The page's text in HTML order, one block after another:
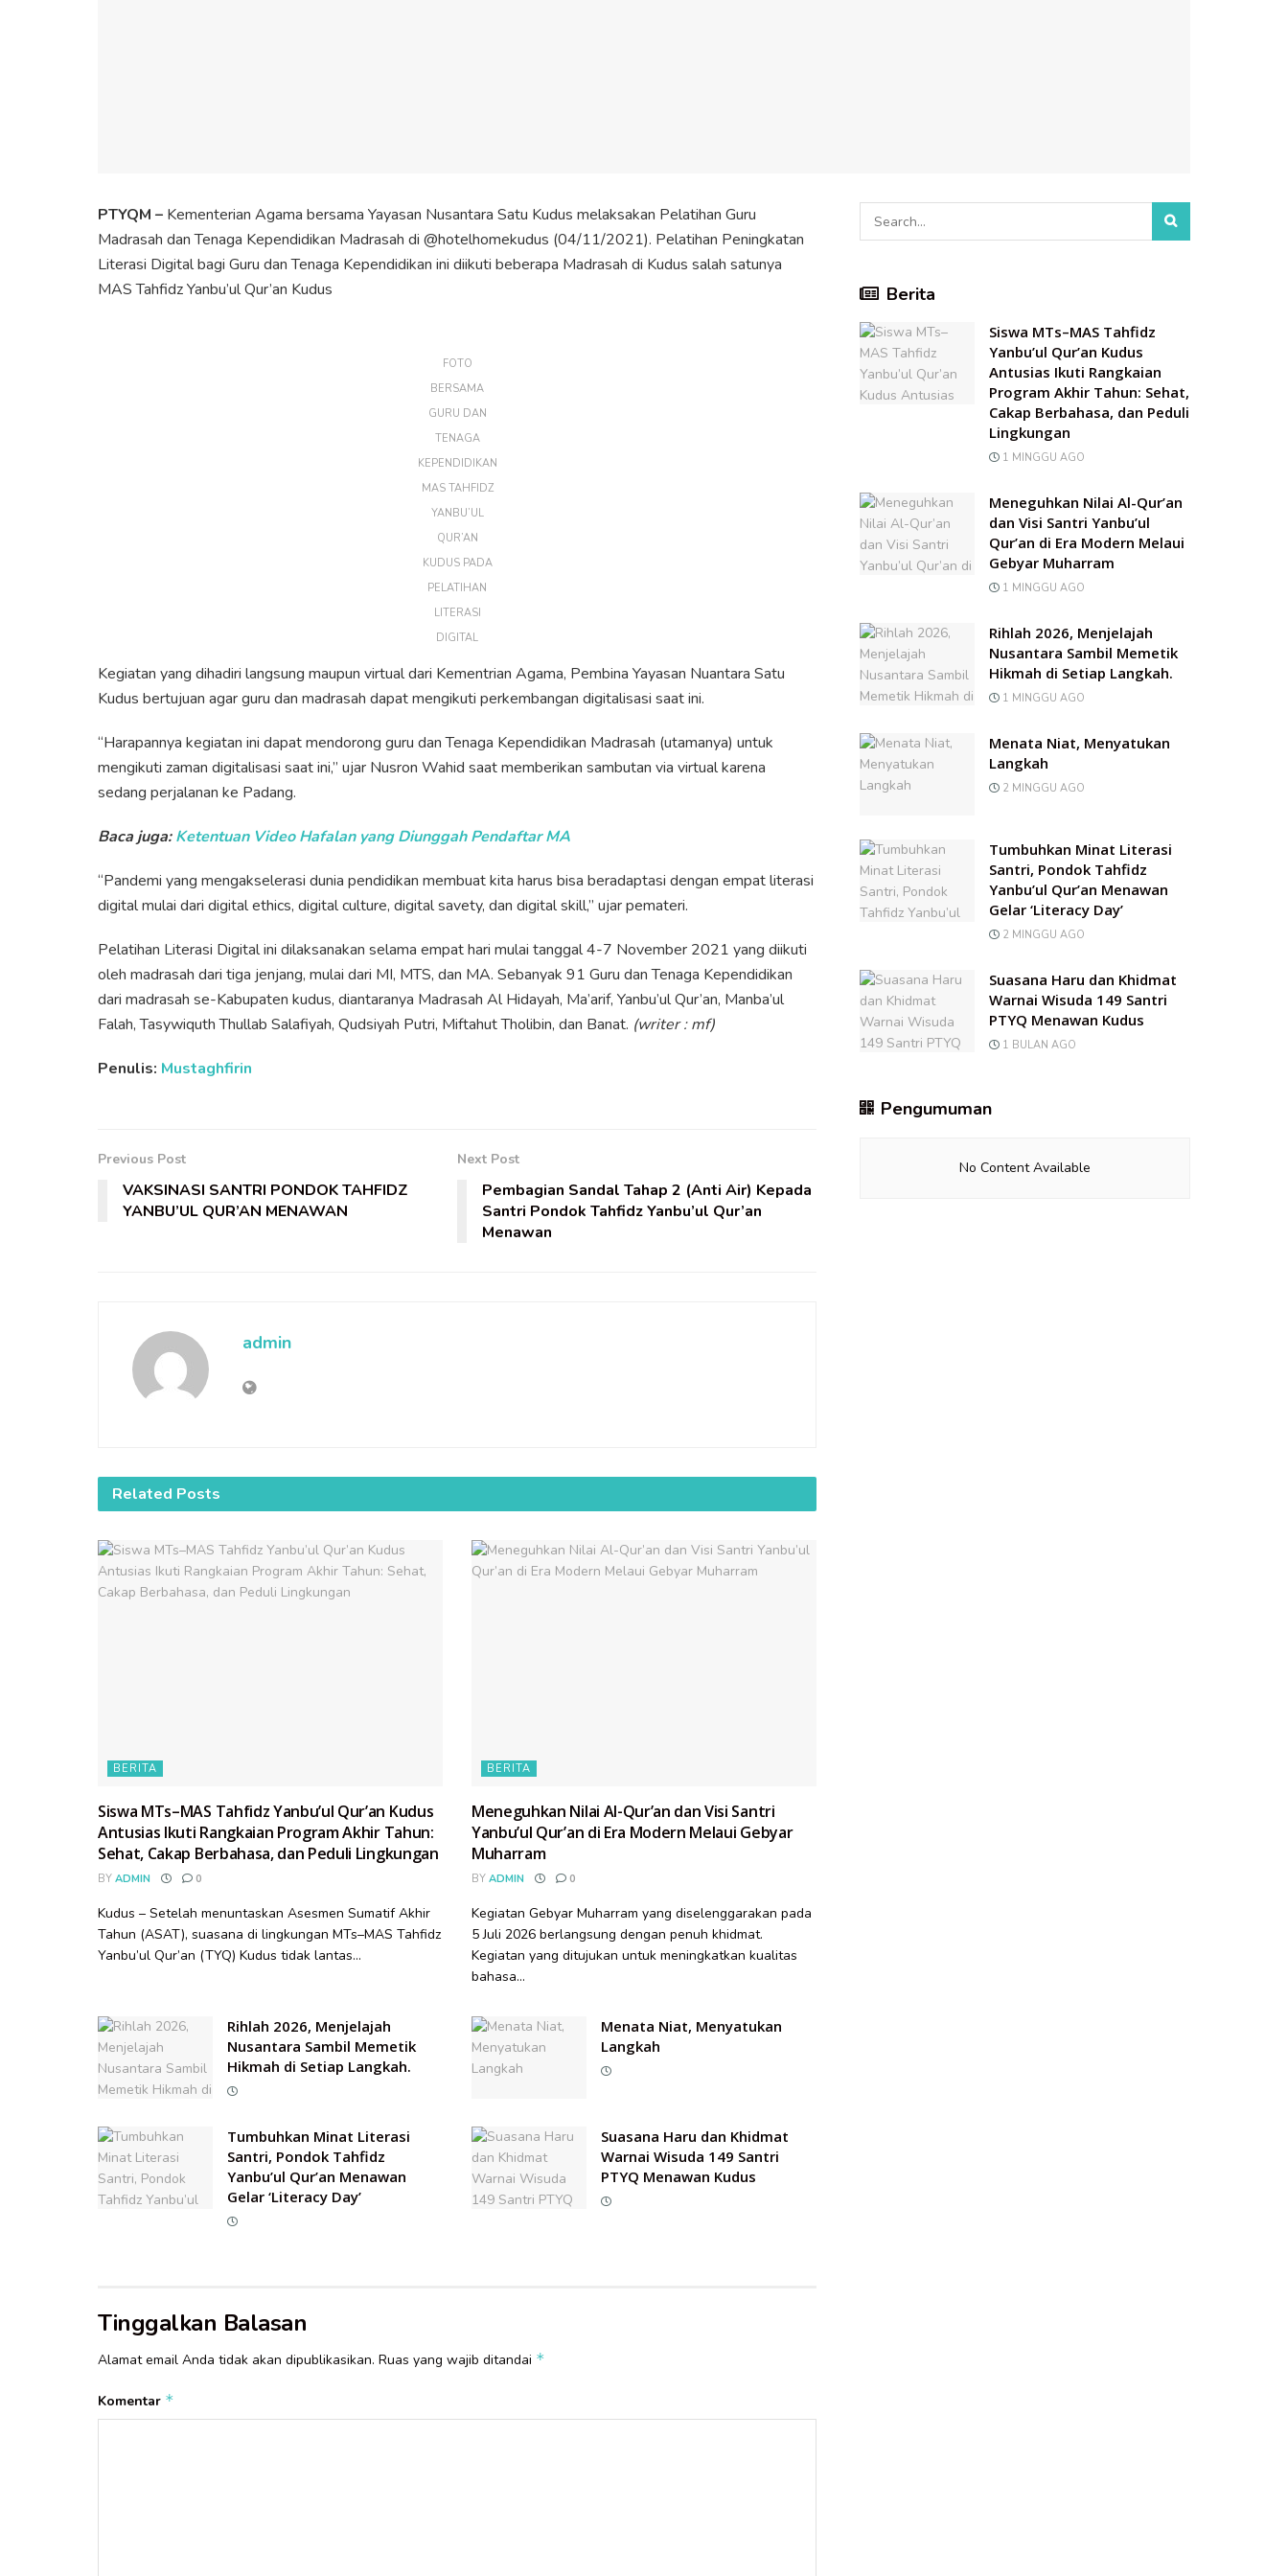
PTYQM – Kementerian Agama bersama Yayasan Nusantara Satu Kudus melaksakan Pelatihan Guru
Madrasah dan Tenaga Kependidikan Madrasah di @hotelhomekudus (04/11/2021). Pelatihan Peningkatan
Literasi Digital bagi Guru dan Tenaga Kependidikan ini diikuti beberapa Madrasah di Kudus salah satunya
MAS Tahfidz Yanbu’ul Qur’an Kudus
FOTO
BERSAMA
GURU DAN
TENAGA
KEPENDIDIKAN
MAS TAHFIDZ
YANBU’UL
QUR’AN
KUDUS PADA
PELATIHAN
LITERASI
DIGITAL
Kegiatan yang dihadiri langsung maupun virtual dari Kementrian Agama, Pembina Yayasan Nuantara Satu
Kudus bertujuan agar guru dan madrasah dapat mengikuti perkembangan digitalisasi saat ini.
“Harapannya kegiatan ini dapat mendorong guru dan Tenaga Kependidikan Madrasah (utamanya) untuk
mengikuti zaman digitalisasi saat ini,” ujar Nusron Wahid saat memberikan sambutan via virtual karena
sedang perjalanan ke Padang.
Baca juga:Ketentuan Video Hafalan yang Diunggah Pendaftar MA
“Pandemi yang mengakselerasi dunia pendidikan membuat kita harus bisa beradaptasi dengan empat literasi
digital mulai dari digital ethics, digital culture, digital savety, dan digital skill,” ujar pemateri.
Pelatihan Literasi Digital ini dilaksanakan selama empat hari mulai tanggal 4-7 November 2021 yang diikuti
oleh madrasah dari tiga jenjang, mulai dari MI, MTS, dan MA. Sebanyak 91 Guru dan Tenaga Kependidikan
dari madrasah se-Kabupaten kudus, diantaranya Madrasah Al Hidayah, Ma’arif, Yanbu’ul Qur’an, Manba’ul
Falah, Tasywiquth Thullab Salafiyah, Qudsiyah Putri, Miftahut Tholibin, dan Banat. (writer : mf)
Penulis: Mustaghfirin
Previous Post
VAKSINASI SANTRI PONDOK TAHFIDZ
YANBU’UL QUR’AN MENAWAN
Next Post
Pembagian Sandal Tahap 2 (Anti Air) Kepada
Santri Pondok Tahfidz Yanbu’ul Qur’an
Menawan
admin
Related Posts
BERITA
Siswa MTs–MAS Tahfidz Yanbu’ul Qur’an Kudus
Antusias Ikuti Rangkaian Program Akhir Tahun:
Sehat, Cakap Berbahasa, dan Peduli Lingkungan
BY ADMIN 0
Kudus – Setelah menuntaskan Asesmen Sumatif Akhir
Tahun (ASAT), suasana di lingkungan MTs–MAS Tahfidz
Yanbu’ul Qur’an (TYQ) Kudus tidak lantas...
BERITA
Meneguhkan Nilai Al-Qur’an dan Visi Santri
Yanbu’ul Qur’an di Era Modern Melaui Gebyar
Muharram
BY ADMIN 0
Kegiatan Gebyar Muharram yang diselenggarakan pada
5 Juli 2026 berlangsung dengan penuh khidmat.
Kegiatan yang ditujukan untuk meningkatkan kualitas
bahasa...
Rihlah 2026, Menjelajah
Nusantara Sambil Memetik
Hikmah di Setiap Langkah.
Menata Niat, Menyatukan
Langkah
Tumbuhkan Minat Literasi
Santri, Pondok Tahfidz
Yanbu’ul Qur’an Menawan
Gelar ‘Literacy Day’
Suasana Haru dan Khidmat
Warnai Wisuda 149 Santri
PTYQ Menawan Kudus
Tinggalkan Balasan
Alamat email Anda tidak akan dipublikasikan. Ruas yang wajib ditandai *
Komentar *
Berita
Siswa MTs–MAS Tahfidz
Yanbu’ul Qur’an Kudus
Antusias Ikuti Rangkaian
Program Akhir Tahun: Sehat,
Cakap Berbahasa, dan Peduli
Lingkungan
1 MINGGU AGO
Meneguhkan Nilai Al-Qur’an
dan Visi Santri Yanbu’ul
Qur’an di Era Modern Melaui
Gebyar Muharram
1 MINGGU AGO
Rihlah 2026, Menjelajah
Nusantara Sambil Memetik
Hikmah di Setiap Langkah.
1 MINGGU AGO
Menata Niat, Menyatukan
Langkah
2 MINGGU AGO
Tumbuhkan Minat Literasi
Santri, Pondok Tahfidz
Yanbu’ul Qur’an Menawan
Gelar ‘Literacy Day’
2 MINGGU AGO
Suasana Haru dan Khidmat
Warnai Wisuda 149 Santri
PTYQ Menawan Kudus
1 BULAN AGO
Pengumuman
No Content Available